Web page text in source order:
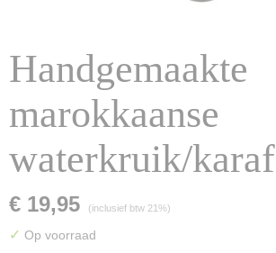
Handgemaakte
marokkaanse
waterkruik/karaf
€ 19,95 (inclusief btw 21%)
✓ Op voorraad